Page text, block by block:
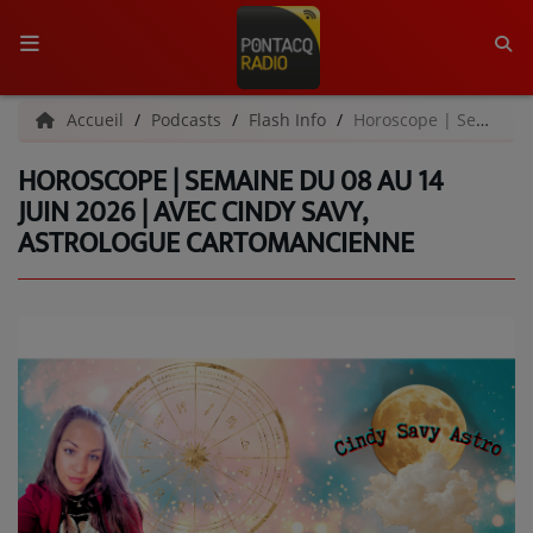
ACCUEIL
RADIO
QUI SOMMES-NOUS ?
L'ÉQUIPE
C'ÉTAIT QUOI CE TITRE ?
MÉDIAS
PODCASTS - SAISON 2026/2027
Accueil Podcasts Flash Info Horoscope | Semaine du 08 au 14 juin 2026 | Avec Cindy Savy, astrologue cartomancienne
HOROSCOPE | SEMAINE DU 08 AU 14
JUIN 2026 | AVEC CINDY SAVY,
ASTROLOGUE CARTOMANCIENNE